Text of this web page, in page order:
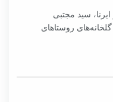
سید مجتبی
روستاهای